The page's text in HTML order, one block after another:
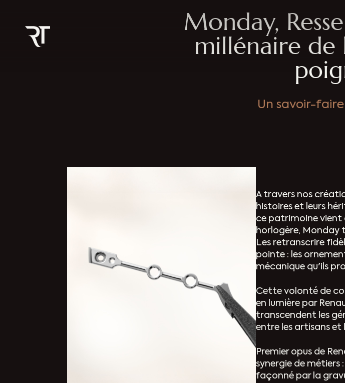
Monday,
millénaire de
Un savoir-
A travers nos
histoires et leurs
ce patrimoine vient
horlogère, Monday
Les retranscrire
pointe : les
mécanique qu'ils
Cette volonté de
en lumière par
transcendent les
entre les artisans et
Premier opus de
synergie de métiers
façonné par la